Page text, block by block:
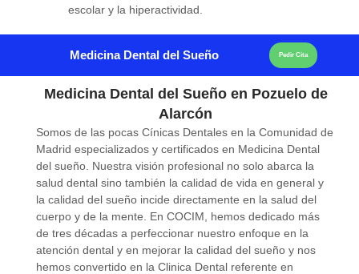
escolar y la hiperactividad.
Medicina Dental del Sueño Pedir Cita
Medicina Dental del Sueño en Pozuelo de
Alarcón
Somos de las pocas Cínicas Dentales en la Comunidad de
Madrid especializados y certificados en Medicina Dental
del sueño. Nuestra visión profesional no solo abarca la
salud dental sino también la calidad de vida en general y
la calidad del sueño incide directamente en la salud del
cuerpo y de la mente. En COCIM, hemos dedicado más
de tres décadas a perfeccionar nuestro enfoque en la
atención dental y en mejorar la calidad del sueño y nos
hemos convertido en la Clinica Dental referente en